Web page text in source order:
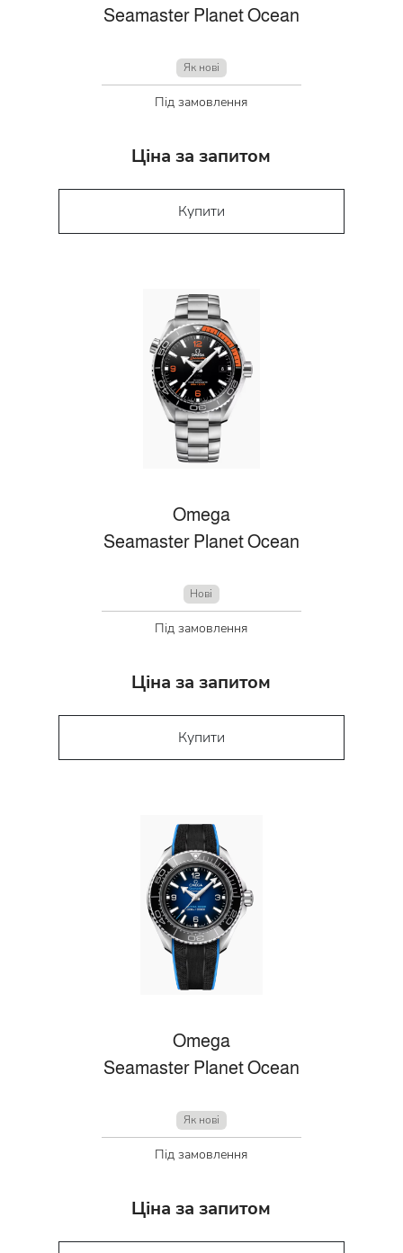
Seamaster Planet Ocean
Як нові
Під замовлення
Ціна за запитом
Купити
Omega
Seamaster Planet Ocean
Нові
Під замовлення
Ціна за запитом
Купити
Omega
Seamaster Planet Ocean
Як нові
Під замовлення
Ціна за запитом